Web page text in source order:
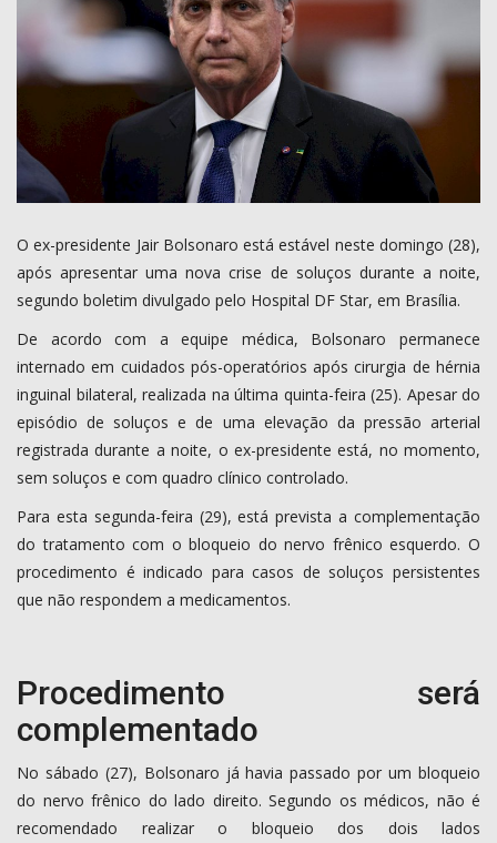
QUEM SOMOS
MUSICA
O ex-presidente Jair Bolsonaro está estável neste domingo (28),
após apresentar uma nova crise de soluços durante a noite,
segundo boletim divulgado pelo Hospital DF Star, em Brasília.
De acordo com a equipe médica, Bolsonaro permanece
internado em cuidados pós-operatórios após cirurgia de hérnia
inguinal bilateral, realizada na última quinta-feira (25). Apesar do
episódio de soluços e de uma elevação da pressão arterial
registrada durante a noite, o ex-presidente está, no momento,
sem soluços e com quadro clínico controlado.
Para esta segunda-feira (29), está prevista a complementação
do tratamento com o bloqueio do nervo frênico esquerdo. O
procedimento é indicado para casos de soluços persistentes
que não respondem a medicamentos.
Procedimento será
complementado
No sábado (27), Bolsonaro já havia passado por um bloqueio
do nervo frênico do lado direito. Segundo os médicos, não é
recomendado realizar o bloqueio dos dois lados